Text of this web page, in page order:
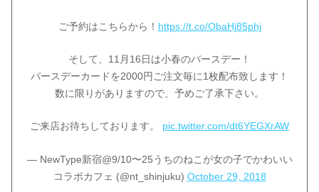
ご予約はこちらから！ https://t.co/ObaHj85phj
そして、11月16日は小春のバースデー！
バースデーカードを2000円ご注文毎に1枚配布致します！
数に限りがありますので、予めご了承下さい。
ご来店お待ちしております。 pic.twitter.com/dt6YEGXrAW
— NewType新宿@9/10〜25うちのねこが女の子でかわいい
コラボカフェ (@nt_shinjuku) October 29, 2018